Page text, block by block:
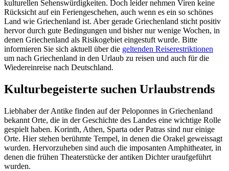
kulturellen Sehenswürdigkeiten. Doch leider nehmen Viren keine
Rücksicht auf ein Feriengeschehen, auch wenn es ein so schönes
Land wie Griechenland ist. Aber gerade Griechenland sticht positiv
hervor durch gute Bedingungen und bisher nur wenige Wochen, in
denen Griechenland als Risikogebiet eingestuft wurde. Bitte
informieren Sie sich aktuell über die geltenden Reiserestriktionen
um nach Griechenland in den Urlaub zu reisen und auch für die
Wiedereinreise nach Deutschland.
Kulturbegeisterte suchen Urlaubstrends
Liebhaber der Antike finden auf der Peloponnes in Griechenland
bekannt Orte, die in der Geschichte des Landes eine wichtige Rolle
gespielt haben. Korinth, Athen, Sparta oder Patras sind nur einige
Orte. Hier stehen berühmte Tempel, in denen die Orakel geweissagt
wurden. Hervorzuheben sind auch die imposanten Amphitheater, in
denen die frühen Theaterstücke der antiken Dichter uraufgeführt
wurden.